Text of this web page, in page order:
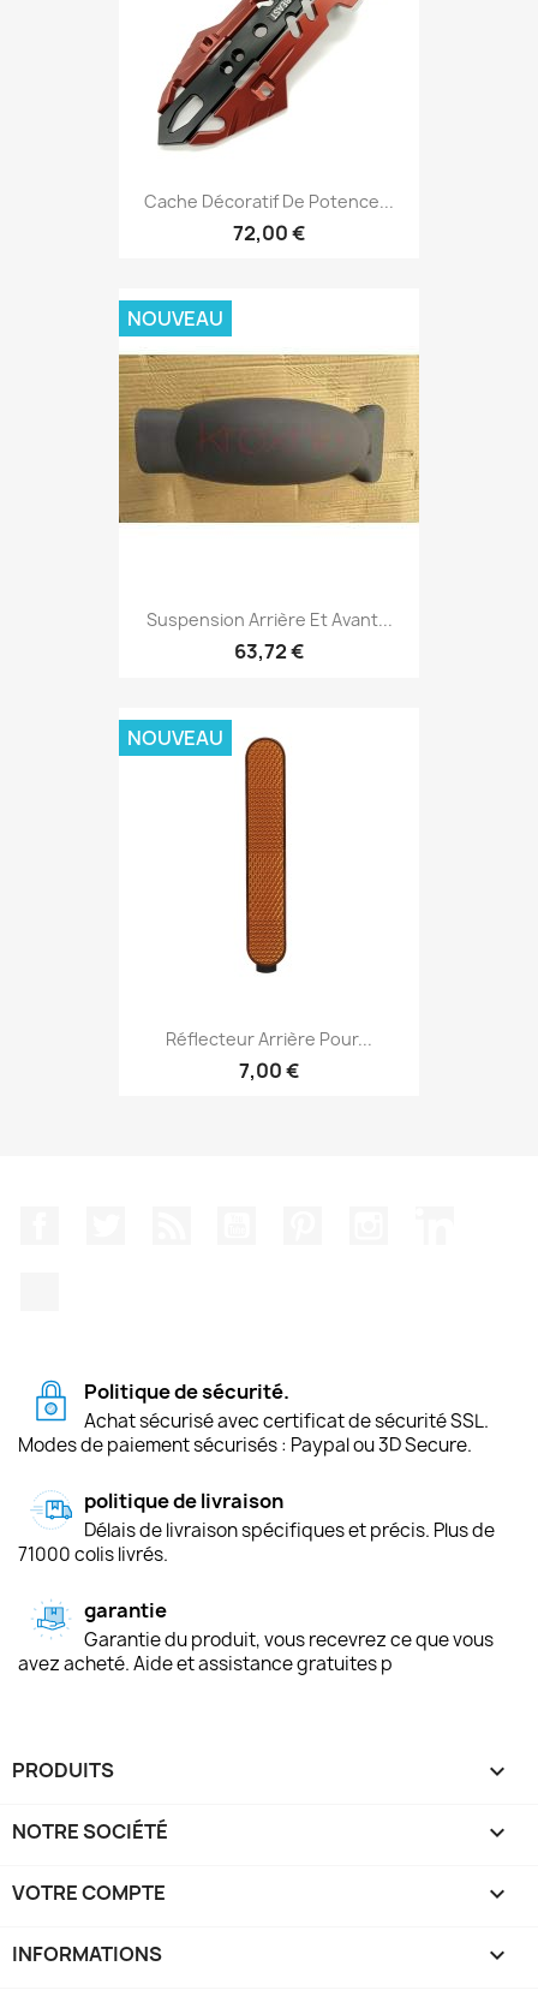
Cache Décoratif De Potence...
72,00 €
Suspension Arrière Et Avant...
63,72 €
NOUVEAU
Réflecteur Arrière Pour...
7,00 €
NOUVEAU
Politique de sécurité.
Achat sécurisé avec certificat de sécurité SSL.
Modes de paiement sécurisés : Paypal ou 3D Secure.
politique de livraison
Délais de livraison spécifiques et précis. Plus de
71000 colis livrés.
garantie
Garantie du produit, vous recevrez ce que vous
avez acheté. Aide et assistance gratuites p
PRODUITS 
NOTRE SOCIÉTÉ 
VOTRE COMPTE 
INFORMATIONS keyboard_arrow_down